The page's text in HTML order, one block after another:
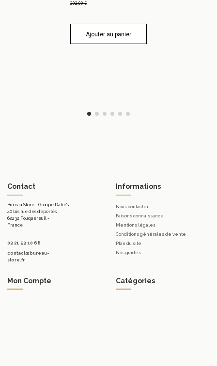
292,99 €
Ajouter au panier
Contact
Bureau Store - Groupe Dalie's
40 bis rue des déportés
62232 Fouquereuil -
France
03 21 53 10 68
contact@bureau-
store.fr
Informations
Nous contacter
Faisons connaissance
Mentions légales
Conditions générales de vente
Plan du site
Nos guides
Mon Compte Catégories